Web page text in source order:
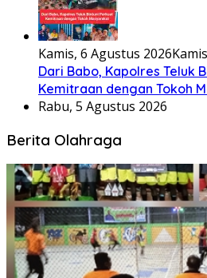
Kamis, 6 Agustus 2026
Dari Babo, Kapolres Teluk
Kemitraan dengan Tokoh
Rabu, 5 Agustus 2026
Berita Olahraga